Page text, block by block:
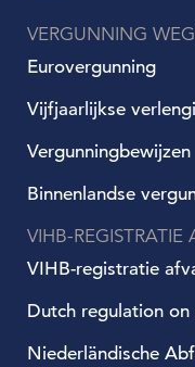
VERGUNNING
Eurovergunning
Vijfjaarlijkse
Vergunningbewijzen
Binnenlandse
VIHB-REGISTRATIE
VIHB-registratie
Dutch regulation on
Niederländische